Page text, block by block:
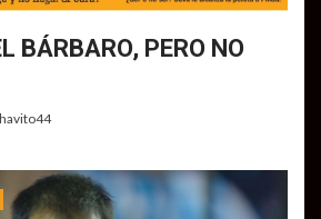
BÁRBARO, PERO NO